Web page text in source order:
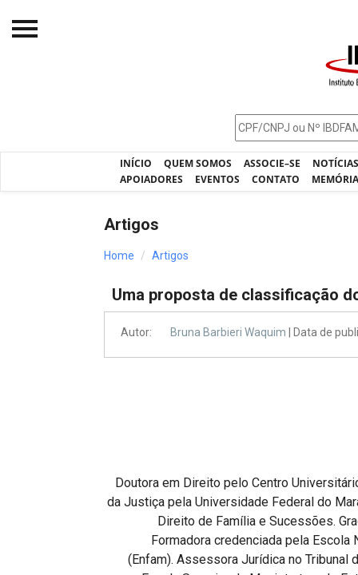
INÍCIO QUEM SOMOS ASSOCIE–SE
APOIADORES
EVENTOS CONTATO
Processos - IBDFAM
Encontre um Escritório
Artigos
Home Artigos
Uma proposta de classificação
Autor: Bruna Barbieri Waquim | Data de
Doutora em Direito pelo Centro
da Justiça pela Universidade Federal do
Direito de Família e Sucessões.
Formadora credenciada pela
(Enfam). Assessora Jurídica no Tribunal